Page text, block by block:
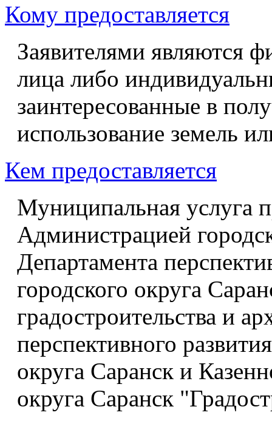
Кому предоставляется
Заявителями являются
лица либо
заинтересованные в
использование земель
Кем предоставляется
Муниципальная услуга
Администрацией
Департамента
городского округа
градостроительства и
перспективного
округа Саранск и
округа Саранск